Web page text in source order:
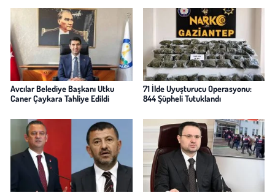
Avcılar Belediye Başkanı Utku
Caner Çaykara Tahliye Edildi
71 İlde Uyuşturucu Operasyonu:
844 Şüpheli Tutuklandı